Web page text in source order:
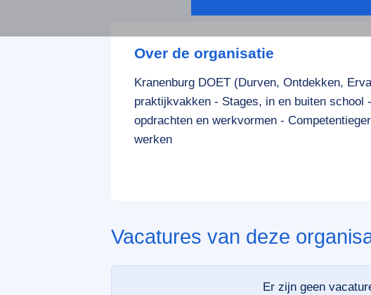
Over de organisatie
Kranenburg DOET (Durven, Ontdekken,
praktijkvakken - Stages, in en buiten school
opdrachten en werkvormen -
werken
Vacatures van deze
Er zijn geen